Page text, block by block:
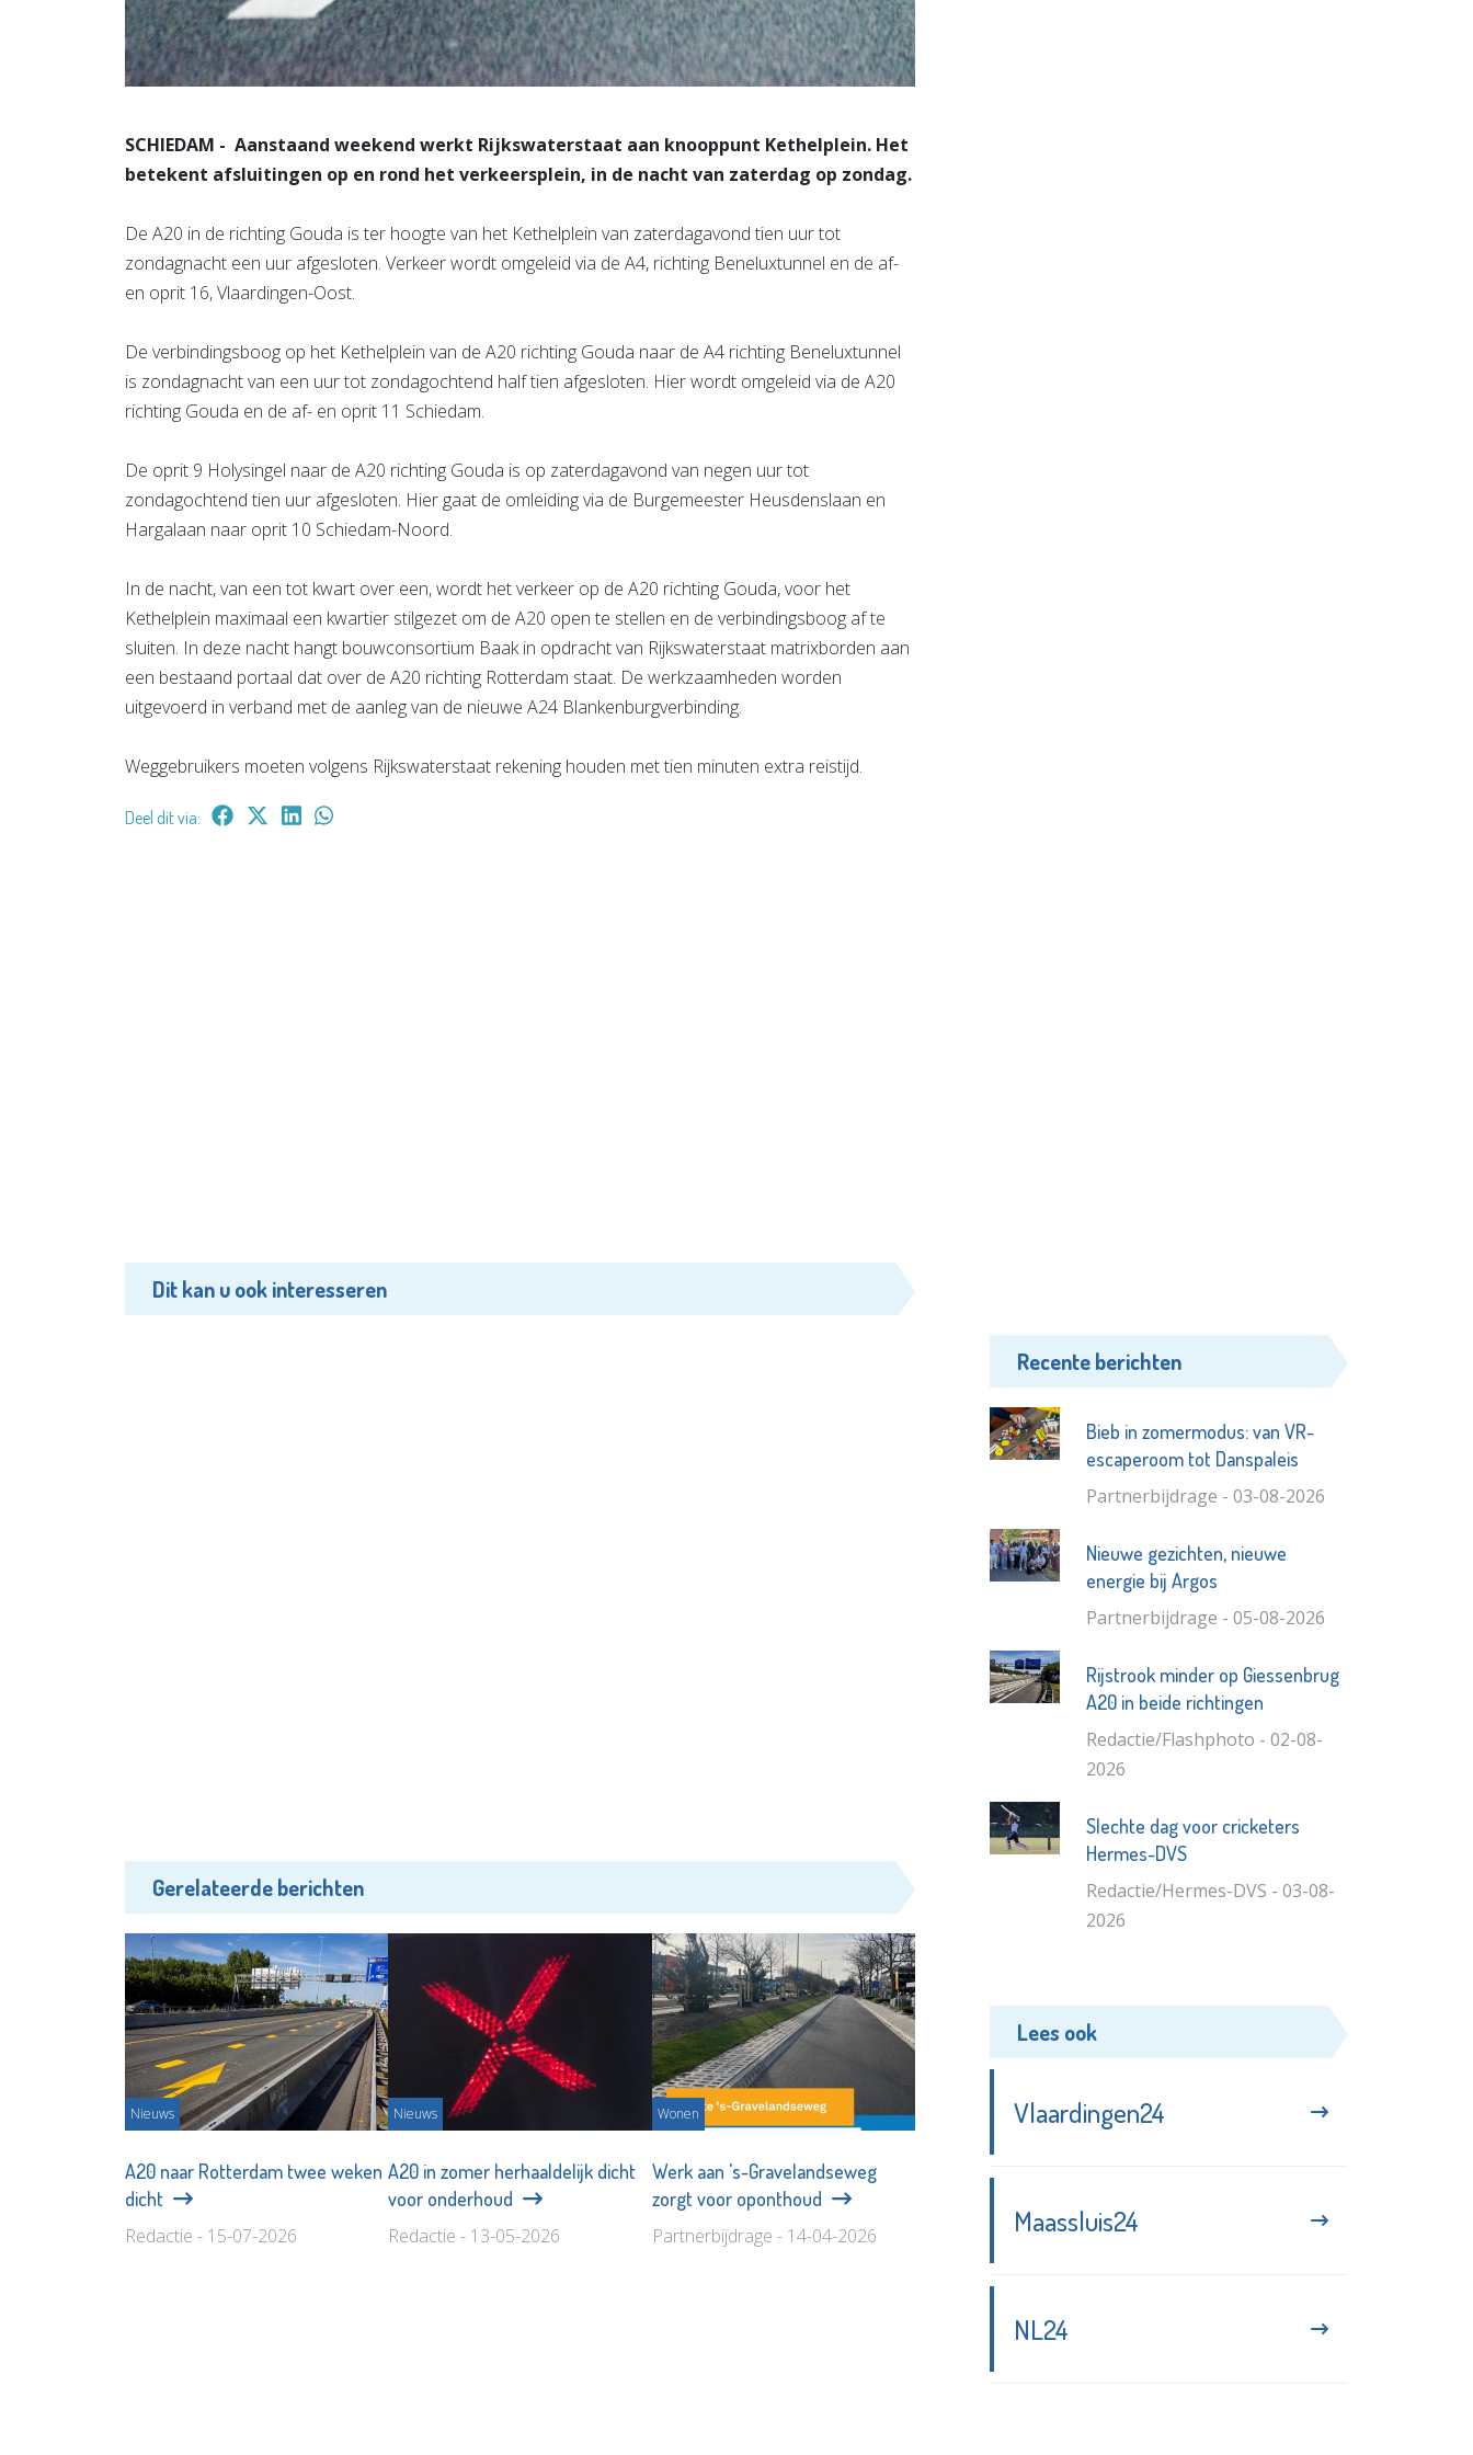
SCHIEDAM - Aanstaand weekend werkt Rijkswaterstaat aan knooppunt Kethelplein. Het
betekent afsluitingen op en rond het verkeersplein, in de nacht van zaterdag op zondag.
De A20 in de richting Gouda is ter hoogte van het Kethelplein van zaterdagavond tien uur tot
zondagnacht een uur afgesloten. Verkeer wordt omgeleid via de A4, rich­ting Beneluxtunnel en de af-
en oprit 16, Vlaardingen-Oost.
De verbindingsboog op het Kethelplein van de A20 richting Gouda naar de A4 richting Beneluxtunnel
is zondagnacht van een uur tot zondagochtend half tien afgesloten. Hier wordt omgeleid via de A20
richting Gouda en de af- en oprit 11 Schiedam.
De oprit 9 Holysingel naar de A20 richting Gouda is op zaterdagavond van negen uur tot
zondagochtend tien uur afgesloten. Hier gaat de omleiding via de Burge­meester Heusdenslaan en
Har­galaan naar oprit 10 Schiedam-Noord.
In de nacht, van een tot kwart over een, wordt het verkeer op de A20 richting Gouda, voor het
Kethelplein maximaal een kwartier stilgezet om de A20 open te stellen en de verbindingsboog af te
sluiten. In deze nacht hangt bouwconsortium Baak in opdracht van Rijkswaterstaat matrixborden aan
een bestaand portaal dat over de A20 richting Rotterdam staat. De werkzaamheden worden
uitgevoerd in verband met de aanleg van de nieuwe A24 Blankenburgverbinding.
Weggebruikers moeten volgens Rijkswaterstaat rekening houden met tien minuten extra reistijd.
Deel dit via:
Dit kan u ook interesseren
Gerelateerde berichten
Nieuws
A20 naar Rotterdam twee weken
dicht
Redactie - 15-07-2026
Nieuws
A20 in zomer herhaaldelijk dicht
voor onderhoud
Redactie - 13-05-2026
Wonen
Werk aan 's-Gravelandseweg
zorgt voor oponthoud
Partnerbijdrage - 14-04-2026
Recente berichten
Bieb in zomermodus: van VR-
escaperoom tot Danspaleis
Partnerbijdrage - 03-08-2026
Nieuwe gezichten, nieuwe
energie bij Argos
Partnerbijdrage - 05-08-2026
Rijstrook minder op Giessenbrug
A20 in beide richtingen
Redactie/Flashphoto - 02-08-
2026
Slechte dag voor cricketers
Hermes-DVS
Redactie/Hermes-DVS - 03-08-
2026
Lees ook
Vlaardingen24
Maassluis24
NL24